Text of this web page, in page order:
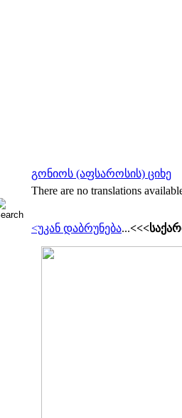
გონიოს (აფსაროსის) ციხე
There are no translations
<უკან დაბრუნება...